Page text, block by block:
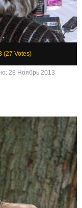
(27 Votes)
28 Ноябрь 2013